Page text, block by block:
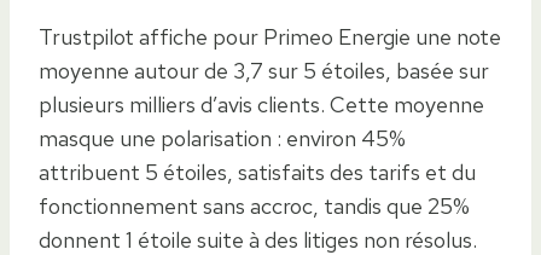
Trustpilot affiche pour Primeo Energie une note
moyenne autour de 3,7 sur 5 étoiles, basée sur
plusieurs milliers d’avis clients. Cette moyenne
masque une polarisation : environ 45%
attribuent 5 étoiles, satisfaits des tarifs et du
fonctionnement sans accroc, tandis que 25%
donnent 1 étoile suite à des litiges non résolus.